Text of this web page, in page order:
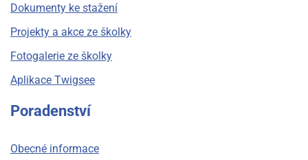
Dokumenty ke stažení
Projekty a akce ze školky
Fotogalerie ze školky
Aplikace Twigsee
Poradenství
Obecné informace